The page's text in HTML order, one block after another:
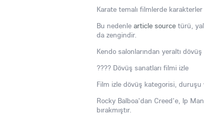
Karate temalı filmlerde
Bu nedenle article source türü,
da zengindir.
Kendo salonlarından yeraltı
???? Dövüş sanatları filmi izle
Film izle dövüş kategorisi, duruşu
Rocky Balboa'dan Creed'e, Ip
bırakmıştır.